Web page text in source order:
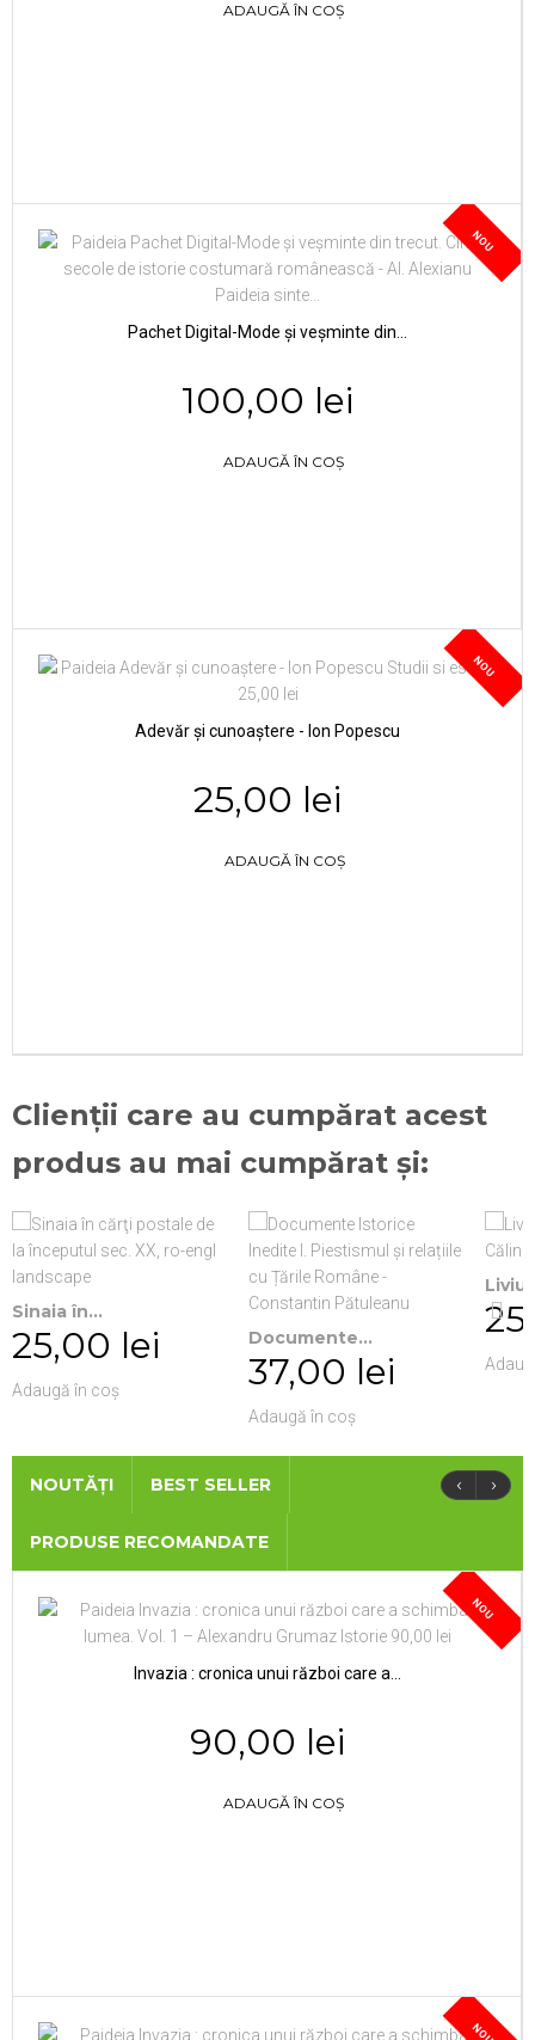
ADAUGĂ ÎN COȘ
NOU
Pachet Digital-Mode și veșminte din...
100,00 lei
ADAUGĂ ÎN COȘ
NOU
Adevăr și cunoaștere - Ion Popescu
25,00 lei
ADAUGĂ ÎN COȘ
Clienții care au cumpărat acest
produs au mai cumpărat și:
Sinaia în...
25,00 lei
Adaugă în coș
Documente...
37,00 lei
Adaugă în coș
NOUTĂȚI BEST SELLER
PRODUSE RECOMANDATE
‹ ›
NOU
Invazia : cronica unui război care a...
90,00 lei
ADAUGĂ ÎN COȘ